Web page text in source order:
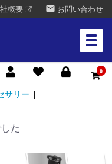
概要 mail お問い合わせ
0
サリー |
た